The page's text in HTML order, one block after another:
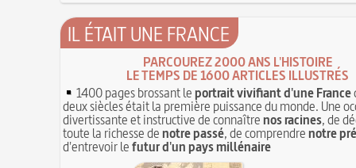
IL ÉTAIT UNE FRANCE
PARCOUREZ 2000 ANS L'HISTOIRE
LE TEMPS DE 1600 ARTICLES ILLUSTRÉS
1400 pages brossant leportrait vivifiant d'une France
deux siècles était la première puissance du monde. Une
divertissante et instructive de connaîtrenos racines, de
toute la richesse denotre passé, de comprendrenotre
d'entrevoir lefutur d'un pays millénaire